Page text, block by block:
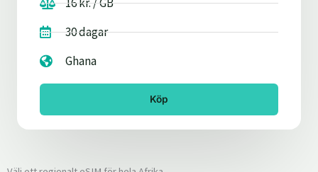
30 dagar
Ghana
Köp